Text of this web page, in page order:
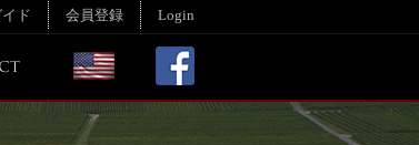
ド 会員登録 Login